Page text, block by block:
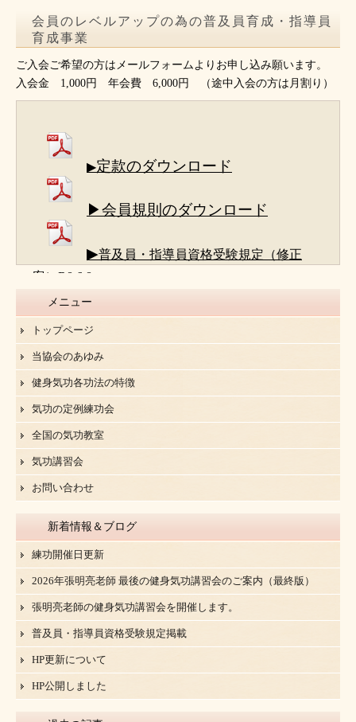
会員のレベルアップの為の普及員育成・指導員
育成事業
ご入会ご希望の方はメールフォームよりお申し込み願います。
入会金 1,000円 年会費 6,000円 （途中入会の方は月割り）
▶定款のダウンロード
▶会員規則のダウンロード
▶普及員・指導員資格受験規定（修正
案）R8.6.8
メニュー
トップページ
当協会のあゆみ
健身気功各功法の特徴
気功の定例練功会
全国の気功教室
気功講習会
お問い合わせ
新着情報＆ブログ
練功開催日更新
2026年張明亮老師 最後の健身気功講習会のご案内（最終版）
張明亮老師の健身気功講習会を開催します。
普及員・指導員資格受験規定掲載
HP更新について
HP公開しました